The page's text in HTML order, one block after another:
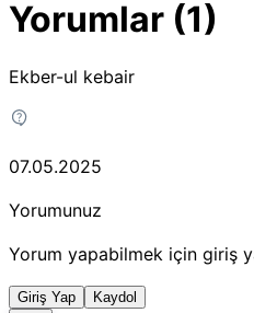
Yorumlar (1)
Ekber-ul kebair
07.05.2025
Yorumunuz
Yorum yapabilmek için giriş
Giriş Yap Kaydol